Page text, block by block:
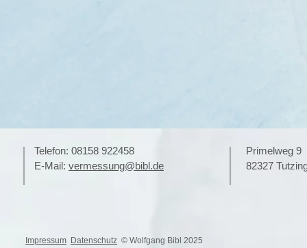
|
Telefon: 08158 922458
E-Mail: vermessung@bibl.de |
Primelweg
82327
Impressum Datenschutz © Wolfgang Bibl 2025